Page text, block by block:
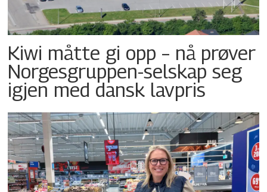
Kiwi måtte gi opp – nå prøver
Norgesgruppen-selskap seg
igjen med dansk lavpris